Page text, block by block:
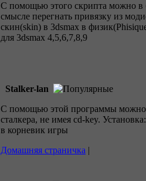
С помощью этого скрипта можно в
смысле перегнать привязку из
скин(skin) в 3dsmax в
для 3dsmax 4,5,6,7,8,9
Stalker-lan
С помощью этой программы можно
сталкера, не имея cd-key.
в корневик игры
Домашняя страничка |